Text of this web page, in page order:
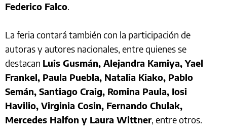
Federico Falco.
La feria contará también con la participación de
autoras y autores nacionales, entre quienes se
destacan Luis Gusmán, Alejandra Kamiya, Yael
Frankel, Paula Puebla, Natalia Kiako, Pablo
Semán, Santiago Craig, Romina Paula, Iosi
Havilio, Virginia Cosin, Fernando Chulak,
Mercedes Halfon y Laura Wittner, entre otros.